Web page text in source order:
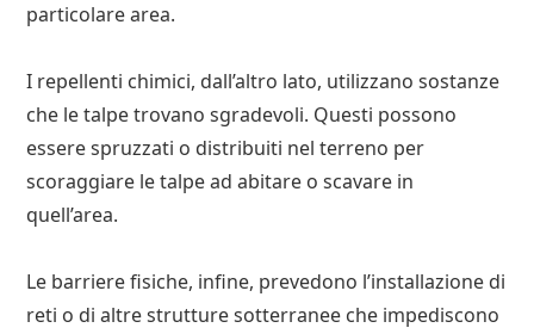
particolare area.
I repellenti chimici, dall’altro lato, utilizzano sostanze
che le talpe trovano sgradevoli. Questi possono
essere spruzzati o distribuiti nel terreno per
scoraggiare le talpe ad abitare o scavare in
quell’area.
Le barriere fisiche, infine, prevedono l’installazione di
reti o di altre strutture sotterranee che impediscono